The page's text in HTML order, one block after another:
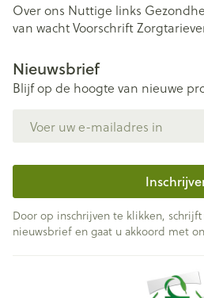
Over ons Nuttige links
van wachtVoorschrift
Nieuwsbrief
Blijf op de hoogte van nieuwe
Door op inschrijven te klikken,
nieuwsbrief en gaat u akkoord met